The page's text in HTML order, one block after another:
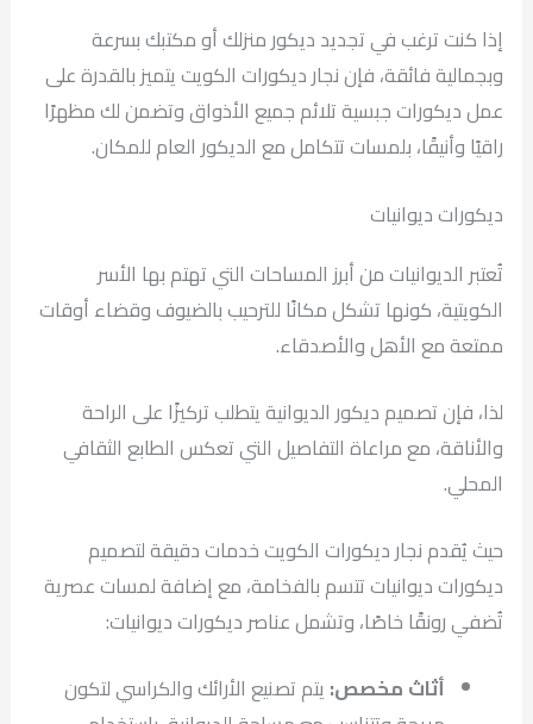
إذا كنت ترغب في تجديد ديكور منزلك أو مكتبك بسرعة
وبجمالية فائقة، فإن نجار ديكورات الكويت يتميز بالقدرة على
عمل ديكورات جبسية تلائم جميع الأذواق وتضمن لك مظهرًا
راقيًا وأنيقًا، بلمسات تتكامل مع الديكور العام للمكان.
ديكورات ديوانيات
تُعتبر الديوانيات من أبرز المساحات التي تهتم بها الأسر
الكويتية، كونها تشكل مكانًا للترحيب بالضيوف وقضاء أوقات
ممتعة مع الأهل والأصدقاء.
لذا، فإن تصميم ديكور الديوانية يتطلب تركيزًا على الراحة
والأناقة، مع مراعاة التفاصيل التي تعكس الطابع الثقافي
المحلي.
حيث يُقدم نجار ديكورات الكويت خدمات دقيقة لتصميم
ديكورات ديوانيات تتسم بالفخامة، مع إضافة لمسات عصرية
تُضفي رونقًا خاصًا، وتشمل عناصر ديكورات ديوانيات:
أثاث مخصص: يتم تصنيع الأرائك والكراسي لتكون